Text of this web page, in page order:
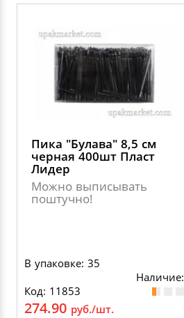
Пика "Булава" 8,5 см
черная 400шт Пласт
Лидер
Можно выписывать
поштучно!
В упаковке: 35
Наличие:
Код: 11853
274.90 руб./шт.